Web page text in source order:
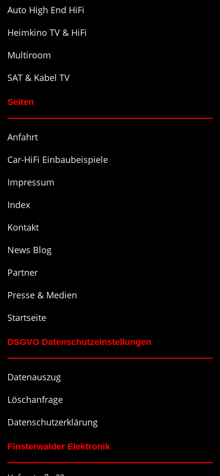
Auto High End HiFi
Heimkino TV & HiFi
Multiroom
SAT & Kabel TV
Seiten
Anfahrt
Car-HiFi Einbaubeispiele
Impressum
Index
Kontakt
News Blog
Partner
Presse & Medien
Startseite
DSGVO Datenschutzeinstellungen
Datenauszug
Löschanfrage
Datenschutzerklärung
Finsterwalder Elektronik